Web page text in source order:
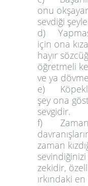
onu
sevdiği
d)
için ona
hayır
öğretmeli
ve ya
e)
şey ona
sevgidir.
f)
zaman
zekidir,
ırkındaki